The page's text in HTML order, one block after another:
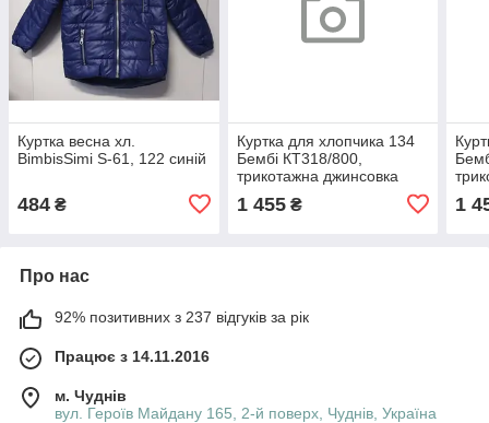
Куртка весна хл.
BimbisSimi S-61, 122 синій
484 ₴
Куртка для хлопчика 134
Бембі КТ318/800,
трикотажна джинсовка
1 455₴ 1
Про нас
92% позитивних з 237 відгуків за рік
Працює з 14.11.2016
м. Чуднів
вул. Героїв Майдану 165, 2-й поверх, Чуднів, Україна